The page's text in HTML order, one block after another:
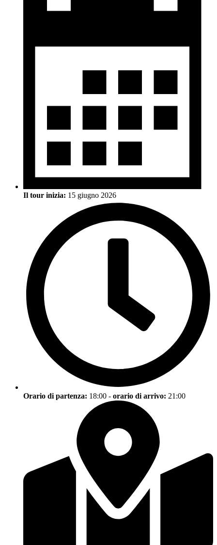
Il tour inizia: 15 giugno 2026
Orario di partenza: 18:00 - orario di arrivo: 21:00